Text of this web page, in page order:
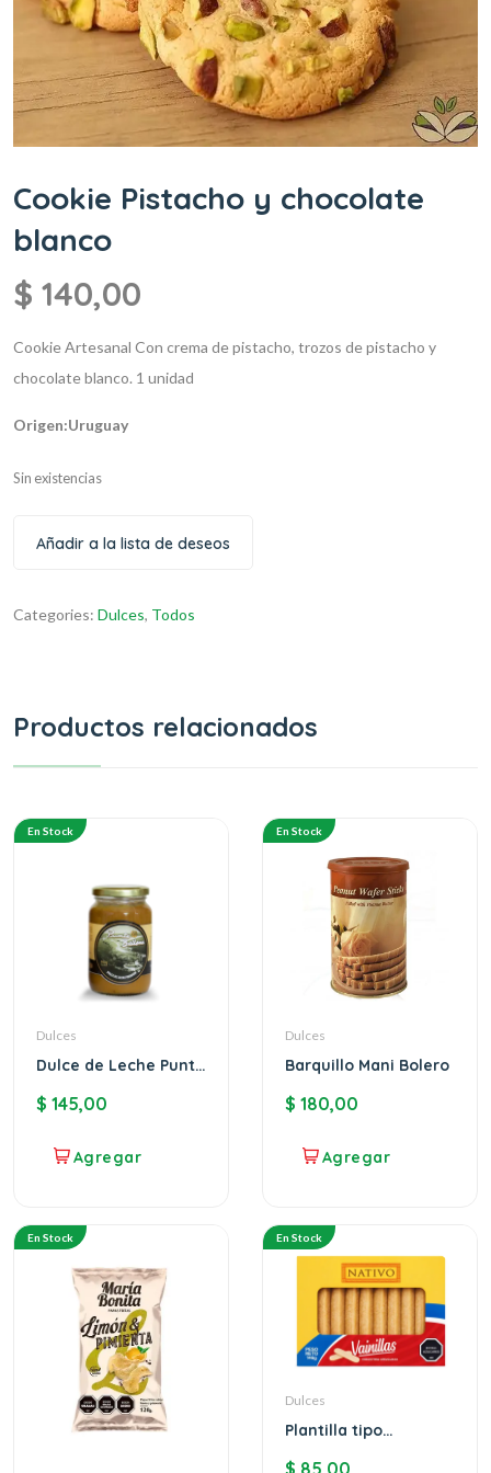
Cookie Pistacho y chocolate
blanco
$ 140,00
Cookie Artesanal Con crema de pistacho, trozos de pistacho y
chocolate blanco. 1 unidad
Origen:Uruguay
Sin existencias
Añadir a la lista de deseos
Categories: Dulces, Todos
Productos relacionados
En Stock
Dulces
Dulce de Leche Punta
$ 145,00
En Stock
Dulces
Barquillo Mani Bolero
$ 180,00
En Stock En Stock
Dulces
Plantilla tipo
$ 85,00